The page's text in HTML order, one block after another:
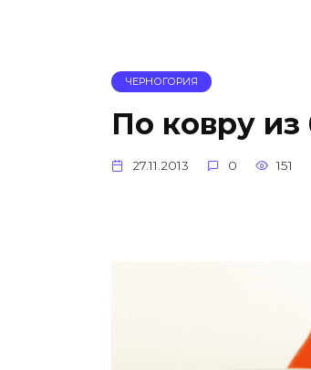
ЧЕРНОГОРИЯ
По ковру
27.11.2013 0 151